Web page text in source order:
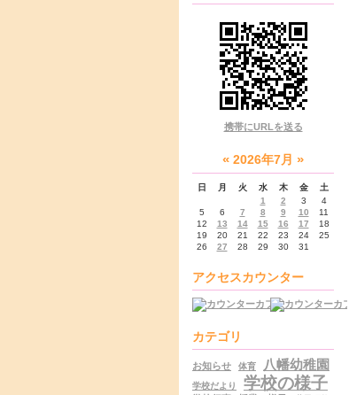
携帯にURLを送る
« 2026年7月 »
日 月 火 水 木 金
土
1
2 3
4
5
6 7 8 9 10
11
12
13 14 15 16 17
18
19
20 21 22 23 24
25
26
27 28 29 30 31
アクセスカウンター
カテゴリ
お知らせ 体育 八幡幼稚園
学校だより 学校の様子